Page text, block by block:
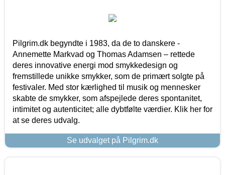
Pilgrim.dk begyndte i 1983, da de to danskere -
Annemette Markvad og Thomas Adamsen – rettede
deres innovative energi mod smykkedesign og
fremstillede unikke smykker, som de primært solgte på
festivaler. Med stor kærlighed til musik og mennesker
skabte de smykker, som afspejlede deres spontanitet,
intimitet og autenticitet; alle dybtfølte værdier. Klik her for
at se deres udvalg.
Se udvalget på Pilgrim.dk